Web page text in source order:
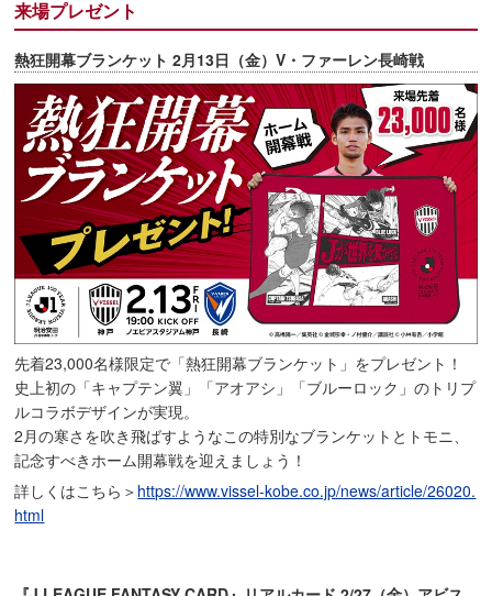
来場プレゼント
熱狂開幕ブランケット 2月13日（金）V・ファーレン長崎戦
先着23,000名様限定で「熱狂開幕ブランケット」をプレゼント！
史上初の「キャプテン翼」「アオアシ」「ブルーロック」のトリプ
ルコラボデザインが実現。
2月の寒さを吹き飛ばすようなこの特別なブランケットとトモニ、
記念すべきホーム開幕戦を迎えましょう！
詳しくはこちら＞ https://www.vissel-kobe.co.jp/news/article/26020.
html